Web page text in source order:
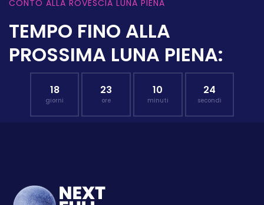
CONTO ALLA ROVESCIA LUNA PIENA
TEMPO FINO ALLA
PROSSIMA LUNA PIENA:
18
giorni
23
ore
10
minuti
23
secondi